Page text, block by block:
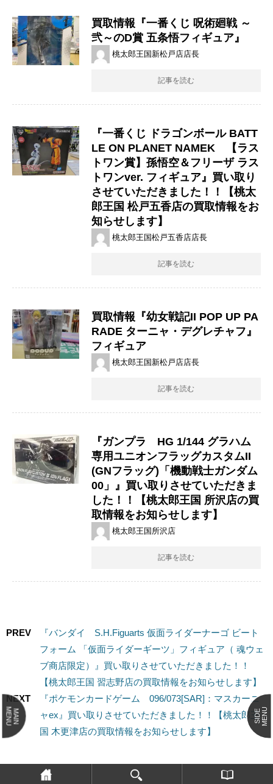
買取情報『一番くじ ​呪術廻戦 ​～
弐～のD賞 ​五条悟フィギュア』
桃太郎王国新松戸店店長
記事を読む
『一番くじ ​ドラゴンボール ​BATT
LE ​ON ​PLANET ​NAMEK 【ラス
トワン賞】孫悟空＆フリーザ ​ラス
トワンver. フィギュア』買い取り
させていただきました！！【桃太
郎王国 松戸五香店の買取情報をお
知らせします】
桃太郎王国松戸五香店店長
記事を読む
買取情報『幼女戦記II POP UP PA
RADE ターニャ・デグレチャフ』
フィギュア
桃太郎王国新松戸店店長
記事を読む
『ガンプラ HG 1/144 グラハム
専用ユニオンフラッグカスタムII
(GNフラッグ)「機動戦士ガンダム
00」』買い取りさせていただきま
した！！【桃太郎王国 所沢店の買
取情報をお知らせします】
桃太郎王国所沢店
記事を読む
PREV
『バンダイ S.H.Figuarts ​仮面ライダーナーゴ ​ビート
フォーム ​「仮面ライダーギーツ」フィギュア（ ​魂ウェ
ブ商店限定）』買い取りさせていただきました！！
【桃太郎王国 習志野店の買取情報をお知らせします】
NEXT
『ポケモンカードゲーム 096/073[SAR]：マスカーニ
ャex』買い取りさせていただきました！！【桃太郎王
国 木更津店の買取情報をお知らせします】
MAIN
MENU SIDEMENU